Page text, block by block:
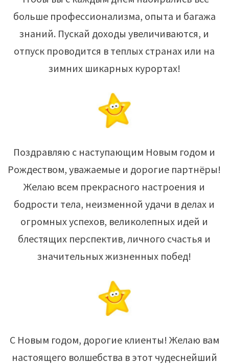
больше профессионализма, опыта и багажа
знаний. Пускай доходы увеличиваются, и
отпуск проводится в теплых странах или на
зимних шикарных курортах!
Поздравляю с наступающим Новым годом и
Рождеством, уважаемые и дорогие партнёры!
Желаю всем прекрасного настроения и
бодрости тела, неизменной удачи в делах и
огромных успехов, великолепных идей и
блестящих перспектив, личного счастья и
значительных жизненных побед!
С Новым годом, дорогие клиенты! Желаю вам
настоящего волшебства в этот чудеснейший